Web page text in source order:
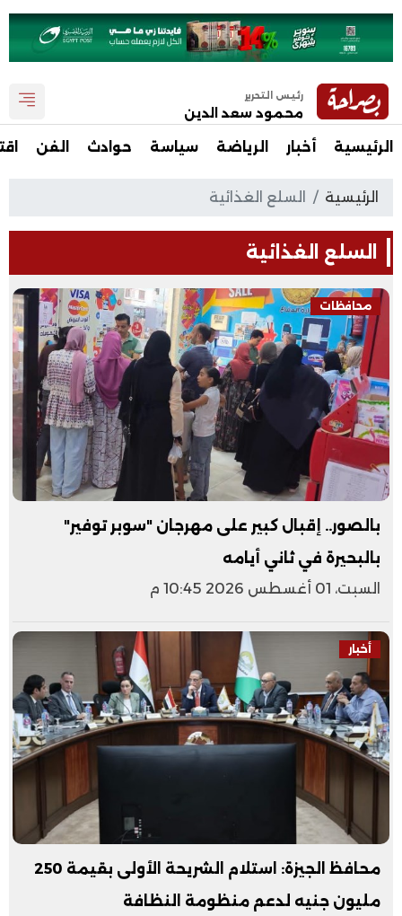
رئيس التحرير
محمود سعد الدين
الرئيسية أخبار الرياضة سياسة حوادث الفن
الرئيسية السلع الغذائية
السلع الغذائية
محافظات
بالصور.. إقبال كبير على مهرجان "سوبر توفير"
بالبحيرة في ثاني أيامه
السبت، 01 أغسطس 2026 10:45 م
أخبار
محافظ الجيزة: استلام الشريحة الأولى بقيمة 250
مليون جنيه لدعم منظومة النظافة